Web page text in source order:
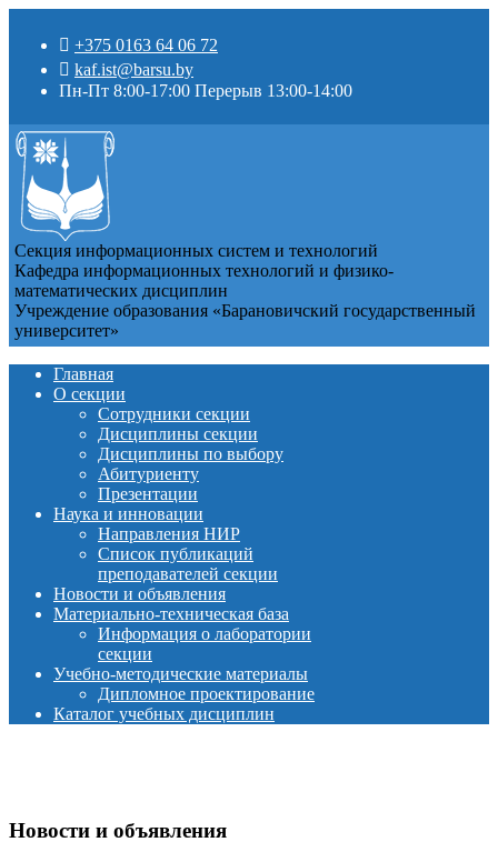
+375 0163 64 06 72
kaf.ist@barsu.by
Пн-Пт 8:00-17:00 Перерыв 13:00-14:00
Секция информационных систем и технологий
Кафедра информационных технологий и физико-
математических дисциплин
Учреждение образования «Барановичский государственный
университет»
Главная
О секции
Сотрудники секции
Дисциплины секции
Дисциплины по выбору
Абитуриенту
Презентации
Наука и инновации
Направления НИР
Список публикаций
преподавателей секции
Новости и объявления
Материально-техническая база
Информация о лаборатории
секции
Учебно-методические материалы
Дипломное проектирование
Каталог учебных дисциплин
Новости и объявления